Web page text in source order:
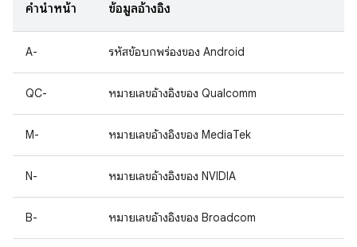
คำนำหน้า ข้อมูลอ้างอิง
A- รหัสข้อบกพร่องของ Android
QC- หมายเลขอ้างอิงของ Qualcomm
M- หมายเลขอ้างอิงของ MediaTek
N- หมายเลขอ้างอิงของ NVIDIA
B- หมายเลขอ้างอิงของ Broadcom